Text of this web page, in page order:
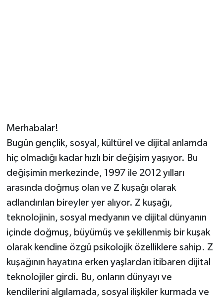
Merhabalar!
Bugün gençlik, sosyal, kültürel ve dijital anlamda
hiç olmadığı kadar hızlı bir değişim yaşıyor. Bu
değişimin merkezinde, 1997 ile 2012 yılları
arasında doğmuş olan ve Z kuşağı olarak
adlandırılan bireyler yer alıyor. Z kuşağı,
teknolojinin, sosyal medyanın ve dijital dünyanın
içinde doğmuş, büyümüş ve şekillenmiş bir kuşak
olarak kendine özgü psikolojik özelliklere sahip. Z
kuşağının hayatına erken yaşlardan itibaren dijital
teknolojiler girdi. Bu, onların dünyayı ve
kendilerini algılamada, sosyal ilişkiler kurmada ve